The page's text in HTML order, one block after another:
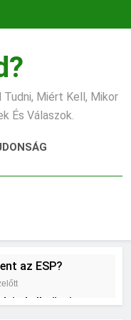
Miért Kell, Mikor
És Válaszok.
az ESP?
kell sütni a